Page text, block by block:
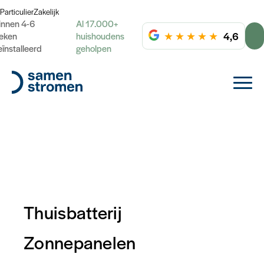
ParticulierZakelijk
4-6
Al 17.000+
huishoudens
geholpen
★ ★ ★ ★ ★ 4,6
Thuisbatterij
Zonnepanelen
Offerte aanvraag